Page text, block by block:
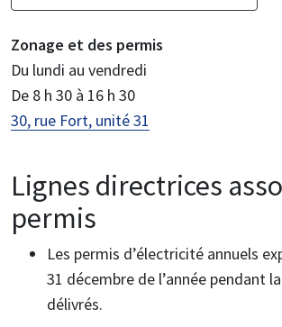
Zonage et des permis
Du lundi au vendredi
De 8 h 30 à 16 h 30
30, rue Fort, unité 31
Lignes directrices
permis
Les permis d’électricité annuels
31 décembre de l’année pendant
délivrés.